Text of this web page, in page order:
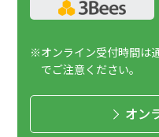
※オンライン受付時間は
でご注意ください。
オン